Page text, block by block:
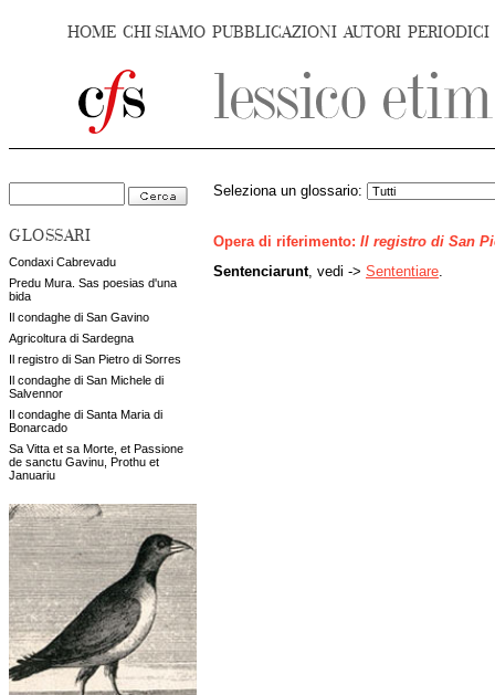
HOME CHI SIAMO PUBBLICAZIONI AUTORI PERIODICI
GLOSSARI
Condaxi Cabrevadu
Predu Mura. Sas poesias d'una
bida
Il condaghe di San Gavino
Agricoltura di Sardegna
Il registro di San Pietro di Sorres
Il condaghe di San Michele di
Salvennor
Il condaghe di Santa Maria di
Bonarcado
Sa Vitta et sa Morte, et Passione
de sanctu Gavinu, Prothu et
Januariu
Seleziona un glossario:
Opera di riferimento: Il registro di San
Sentenciarunt, vedi -> Sententiare